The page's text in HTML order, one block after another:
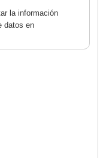
la información
datos en